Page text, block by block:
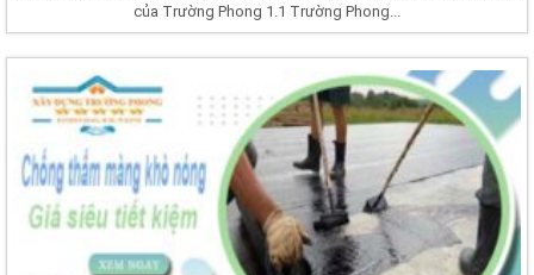
của Trường Phong 1.1 Trường Phong...